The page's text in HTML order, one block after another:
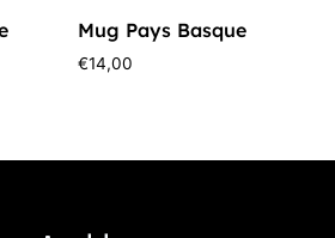
Mug Pays Basque
€14,00